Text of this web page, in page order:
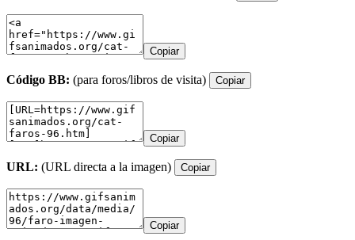
Copiar
Código BB: (para foros/libros de visita) Copiar
Copiar
URL: (URL directa a la imagen) Copiar
Copiar